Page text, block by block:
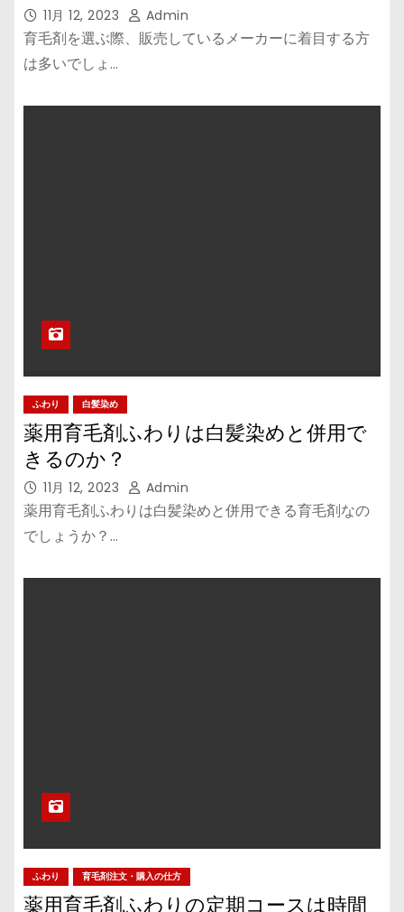
11月 12, 2023 Admin
育毛剤を選ぶ際、販売しているメーカーに着目する方
は多いでしょ…
ふわり 白髪染め
薬用育毛剤ふわりは白髪染めと併用で
きるのか？
11月 12, 2023 Admin
薬用育毛剤ふわりは白髪染めと併用できる育毛剤なの
でしょうか？…
ふわり 育毛剤注文・購入の仕方
薬用育毛剤ふわりの定期コースは時間